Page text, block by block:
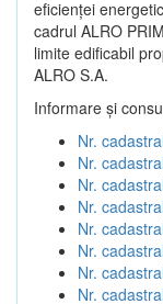
eficienței
cadrul ALRO
limite edificabil
ALRO S.A.
Informare și
Nr.
Nr.
Nr.
Nr.
Nr.
Nr.
Nr.
Nr.